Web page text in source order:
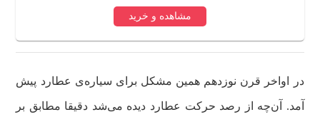
مشاهده و خرید
در اواخر قرن نوزدهم همین مشکل برای سیاره‌ی عطارد پیش
آمد. آن‌چه از رصد حرکت عطارد دیده می‌شد دقیقا مطابق بر